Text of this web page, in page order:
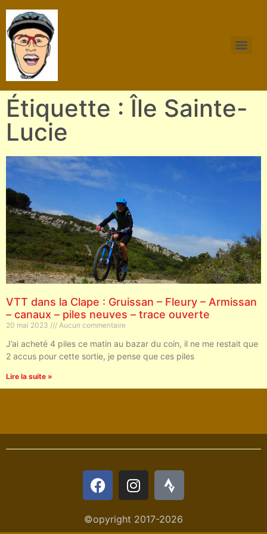
Étiquette : Île Sainte-
Lucie
VTT dans la Clape : Gruissan – Fleury – Armissan
– canaux – piles neuves – trace ouverte
20 mai 2023 Aucun commentaire
J’ai acheté 4 piles ce matin au bazar du coin, il ne me restait que
2 accus pour cette sortie, je pense que ces piles
Lire la suite »
©opyright 2017-2026